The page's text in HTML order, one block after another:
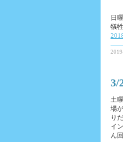
日
犠
3/
土
場
り
イ
ん